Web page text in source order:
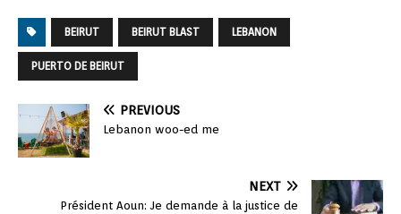
BEIRUT BEIRUT BLAST LEBANON
PUERTO DE BEIRUT
PREVIOUS
Lebanon woo-ed me
NEXT
Président Aoun: Je demande à la justice de